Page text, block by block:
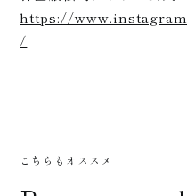
お
https://
/
こちらもオススメ